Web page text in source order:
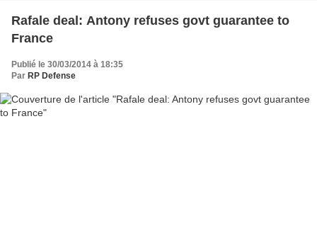
Rafale deal: Antony refuses govt guarantee to
France
Publié le 30/03/2014 à 18:35
Par RP Defense